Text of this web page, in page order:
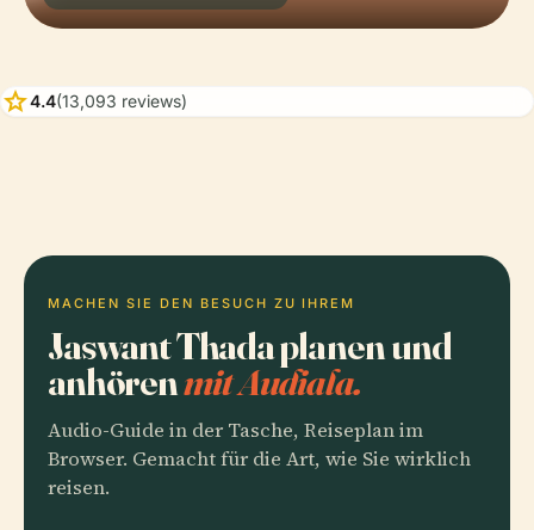
star4.4(13,093 reviews)
MACHEN SIE DEN BESUCH ZU IHREM
Jaswant Thada planen und
anhörenmit Audiala.
Audio-Guide in der Tasche, Reiseplan im
Browser. Gemacht für die Art, wie Sie wirklich
reisen.